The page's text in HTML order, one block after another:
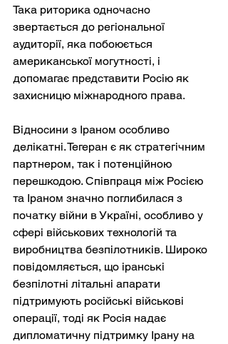
Така риторика одночасно
звертається до регіональної
аудиторії, яка побоюється
американської могутності, і
допомагає представити Росію як
захисницю міжнародного права.
Відносини з Іраном особливо
делікатні. Тегеран є як стратегічним
партнером, так і потенційною
перешкодою. Співпраця між Росією
та Іраном значно поглибилася з
початку війни в Україні, особливо у
сфері військових технологій та
виробництва безпілотників. Широко
повідомляється, що іранські
безпілотні літальні апарати
підтримують російські військові
операції, тоді як Росія надає
дипломатичну підтримку Ірану на